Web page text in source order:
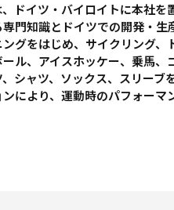
、ドイツ・バイロイトに本社
門知識とドイツでの開発・生
ングをはじめ、サイクリング
ール、アイスホッケー、乗馬、
、シャツ、ソックス、スリーブ
ンにより、運動時のパフォーマ